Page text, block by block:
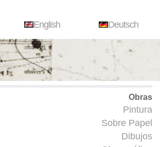
English Deutsch
Obras
Pintura
Sobre Papel
Dibujos